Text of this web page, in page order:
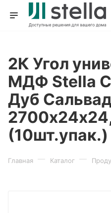
2К Угол
МДФ Stella
Дуб
(10шт.упак.)
Главная — Каталог —